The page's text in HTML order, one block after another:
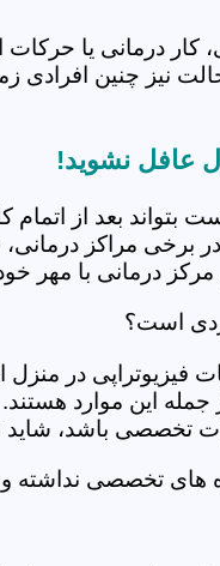
کار درمانی یا
نیز چنین
عافل نشوید!
بتواند بعد از
مراکز
درمانی با مهر
است؟
فیزیوتراپی در
این موارد هستند.
تخصصی باشد، شاید
تخصصی نداشته